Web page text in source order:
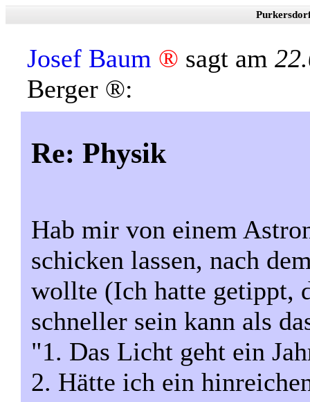
Josef Baum ® sagt am
Berger ®:
Re: Physik
Hab mir von einem
schicken lassen, nach
wollte (Ich hatte getippt,
schneller sein kann als
"1. Das Licht geht ein
2. Hätte ich ein